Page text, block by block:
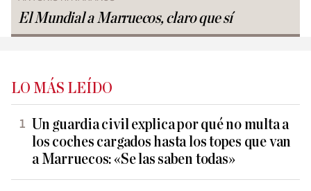
El Mundial a Marruecos, claro que sí
LO MÁS LEÍDO
Un guardia civil explica por qué no multa a
los coches cargados hasta los topes que van
a Marruecos: «Se las saben todas»